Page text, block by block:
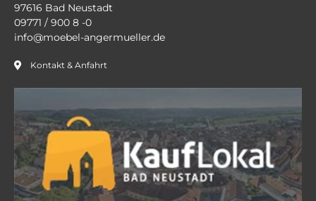
97616 Bad Neustadt
09771 / 900 8 -0
info@moebel-angermueller.de
Kontakt & Anfahrt